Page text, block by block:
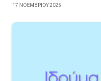
17 ΝΟΕΜΒΡΊΟΥ 2025